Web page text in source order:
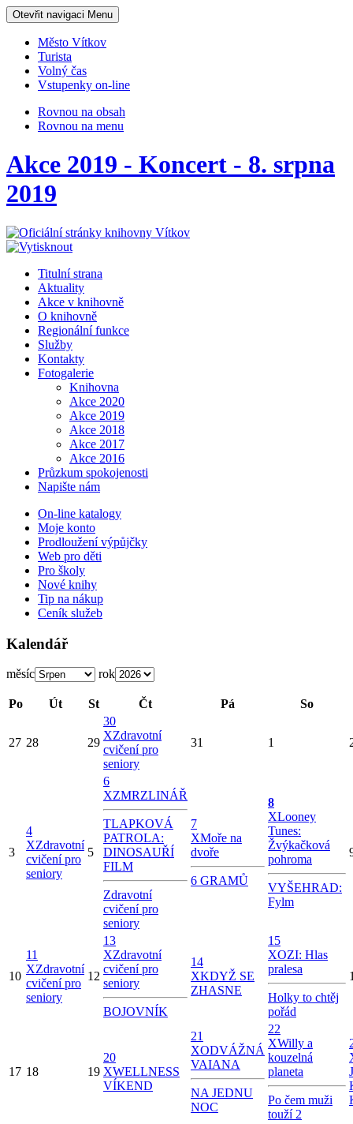
Otevřit navigaci Menu
Město Vítkov
Turista
Volný čas
Vstupenky on-line
Rovnou na obsah
Rovnou na menu
Akce 2019 - Koncert - 8. srpna
2019
Titulní strana
Aktuality
Akce v knihovně
O knihovně
Regionální funkce
Služby
Kontakty
Fotogalerie
Knihovna
Akce 2020
Akce 2019
Akce 2018
Akce 2017
Akce 2016
Průzkum spokojenosti
Napište nám
On-line katalogy
Moje konto
Prodloužení výpůjčky
Web pro děti
Pro školy
Nové knihy
Tip na nákup
Ceník služeb
Kalendář
měsíc rok
Po Út St Čt Pá So
27 28 29
30
XZdravotní
cvičení pro
seniory
31 1
3
4
XZdravotní
cvičení pro
seniory
5
6
XZMRZLINÁŘ
TLAPKOVÁ
PATROLA:
DINOSAUŘÍ
FILM
Zdravotní
cvičení pro
seniory
7
XMoře na
dvoře
6 GRAMŮ
8
XLooney
Tunes:
Žvýkačková
pohroma
VYŠEHRAD:
Fylm
10
11
XZdravotní
cvičení pro
seniory
12
13
XZdravotní
cvičení pro
seniory
BOJOVNÍK
14
XKDYŽ SE
ZHASNE
15
XOZI: Hlas
pralesa
Holky to chtěj
pořád
17 18 19
20
XWELLNESS
VÍKEND
21
XODVÁŽNÁ
VAIANA
NA JEDNU
NOC
22
XWilly a
kouzelná
planeta
Po čem muži
touží 2